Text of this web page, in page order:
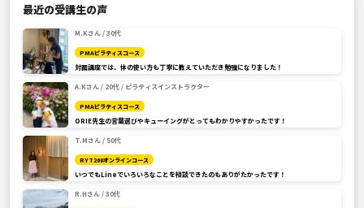
最近の受講生の声
M.Kさん / 30代
PMAピラティスコース
対面講座では、体の使い方も丁寧に教えていただき勉強になりました！
A.Kさん / 20代 / ピラティスインストラクター
PMAピラティスコース
ORIE先生の言葉選びやキューイングがとってもわかりやすかったです！
T.Mさん / 50代
RYT200オンラインコース
いつでもLineでいろいろなことを相談できたのもありがたかったです！
R.Hさん / 30代